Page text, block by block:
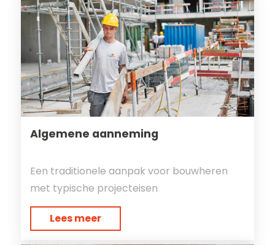
Algemene aanneming
Een traditionele aanpak voor bouwheren
met typische projecteisen
Lees meer